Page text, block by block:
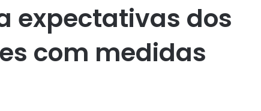
expectativas dos
com medidas